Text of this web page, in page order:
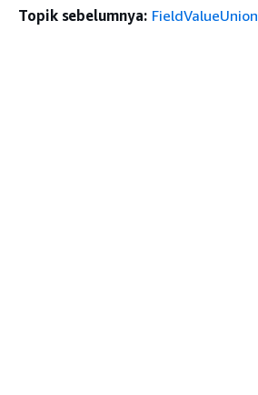
Topik sebelumnya: FieldValueUnion